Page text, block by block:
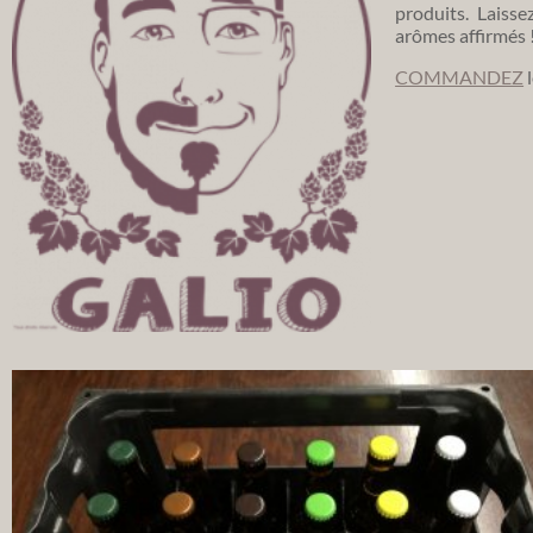
produits.
arômes affirmés
COMMANDEZ